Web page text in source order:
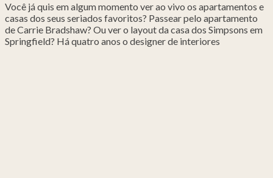
Você já quis em algum momento ver ao vivo os apartamentos e
casas dos seus seriados favoritos? Passear pelo apartamento
de Carrie Bradshaw? Ou ver o layout da casa dos Simpsons em
Springfield? Há quatro anos o designer de interiores